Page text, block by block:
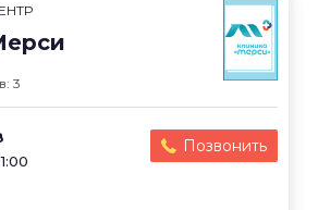
3
Позвонить